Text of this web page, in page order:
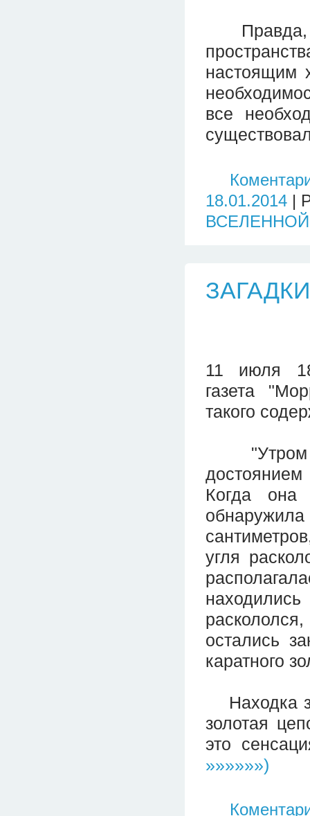
Правда,
настоящим
все
18.01.2014 |
ВСЕЛЕННОЙ
11 июля
газета
такого
"Утром
Когда она
угля
остались
каратного
Находка
золотая
это
»»»»»»)